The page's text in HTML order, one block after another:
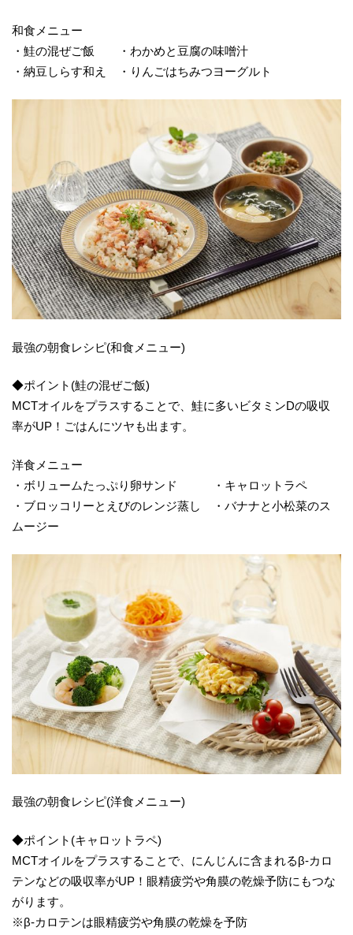
和食メニュー
・鮭の混ぜご飯 ・わかめと豆腐の味噌汁
・納豆しらす和え ・りんごはちみつヨーグルト
最強の朝食レシピ(和食メニュー)
◆ポイント(鮭の混ぜご飯)
MCTオイルをプラスすることで、鮭に多いビタミンDの吸収
率がUP！ごはんにツヤも出ます。
洋食メニュー
・ボリュームたっぷり卵サンド ・キャロットラペ
・ブロッコリーとえびのレンジ蒸し ・バナナと小松菜のス
ムージー
最強の朝食レシピ(洋食メニュー)
◆ポイント(キャロットラペ)
MCTオイルをプラスすることで、にんじんに含まれるβ-カロ
テンなどの吸収率がUP！眼精疲労や角膜の乾燥予防にもつな
がります。
※β-カロテンは眼精疲労や角膜の乾燥を予防